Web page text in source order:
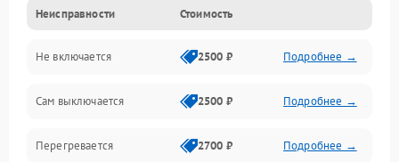
Неисправности Стоимость
Не включается 2500 ₽ Подробнее →
Сам выключается 2500 ₽ Подробнее →
Перегревается 2700 ₽ Подробнее →